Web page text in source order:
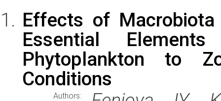
Effects of
Essential
Phytoplankton to
Conditions
Authors: